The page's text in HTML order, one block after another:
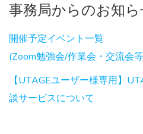
事務局からのお知ら
開催予定イベント一覧
(Zoom勉強会/作業会・交流会
【UTAGEユーザー様専用】
談サービスについて